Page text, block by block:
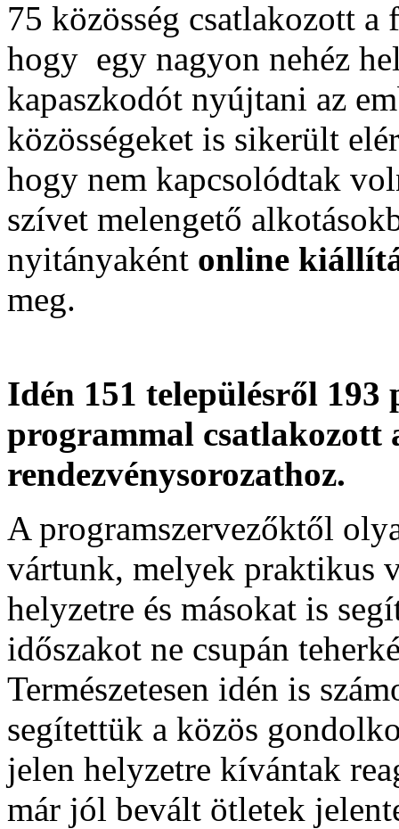
75 közösség csatlakozott
hogy egy nagyon nehéz
kapaszkodót nyújtani az
közösségeket is sikerült
hogy nem kapcsolódtak
szívet melengető
nyitányaként online
meg.
Idén 151 településről 193
programmal csatlakozott
rendezvénysorozathoz.
A programszervezőktől
vártunk, melyek praktikus
helyzetre és másokat is
időszakot ne csupán
Természetesen idén is
segítettük a közös
jelen helyzetre kívántak
már jól bevált ötletek